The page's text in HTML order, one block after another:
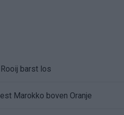
barst los
Marokko boven Oranje